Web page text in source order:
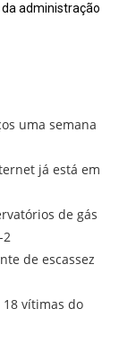
administração
uma semana
já está em
de gás
2
de escassez
vítimas do